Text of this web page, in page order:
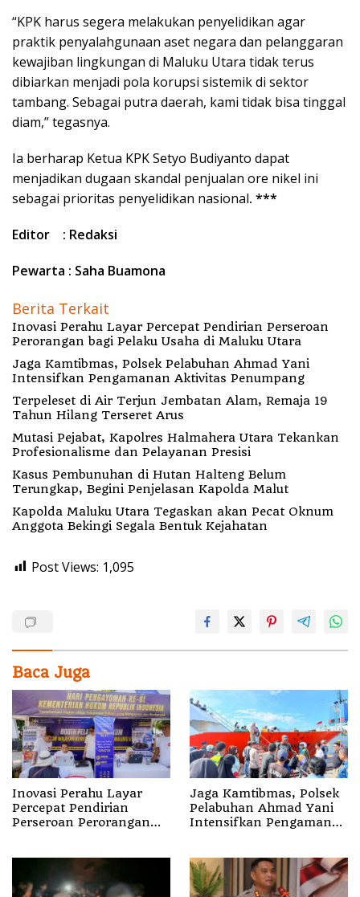
“KPK harus segera melakukan penyelidikan agar
praktik penyalahgunaan aset negara dan pelanggaran
kewajiban lingkungan di Maluku Utara tidak terus
dibiarkan menjadi pola korupsi sistemik di sektor
tambang. Sebagai putra daerah, kami tidak bisa tinggal
diam,” tegasnya.
Ia berharap Ketua KPK Setyo Budiyanto dapat
menjadikan dugaan skandal penjualan ore nikel ini
sebagai prioritas penyelidikan nasional. ***
Editor : Redaksi
Pewarta : Saha Buamona
Berita Terkait
Inovasi Perahu Layar Percepat Pendirian Perseroan
Perorangan bagi Pelaku Usaha di Maluku Utara
Jaga Kamtibmas, Polsek Pelabuhan Ahmad Yani
Intensifkan Pengamanan Aktivitas Penumpang
Terpeleset di Air Terjun Jembatan Alam, Remaja 19
Tahun Hilang Terseret Arus
Mutasi Pejabat, Kapolres Halmahera Utara Tekankan
Profesionalisme dan Pelayanan Presisi
Kasus Pembunuhan di Hutan Halteng Belum
Terungkap, Begini Penjelasan Kapolda Malut
Kapolda Maluku Utara Tegaskan akan Pecat Oknum
Anggota Bekingi Segala Bentuk Kejahatan
Post Views: 1,095
Baca Juga
Inovasi Perahu Layar
Percepat Pendirian
Perseroan Perorangan
Jaga Kamtibmas, Polsek
Pelabuhan Ahmad Yani
Intensifkan Pengamanan